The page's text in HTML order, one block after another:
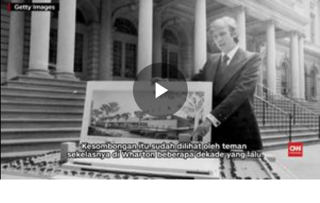
Memutarkan
Video